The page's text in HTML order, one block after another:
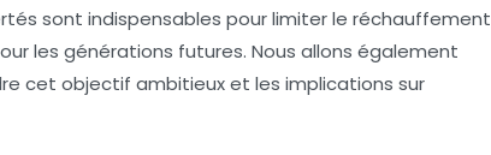
sont indispensables pour limiter le réchauffement
les générations futures. Nous allons également
cet objectif ambitieux et les implications sur